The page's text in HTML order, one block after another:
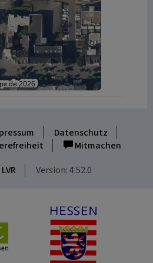
Datenschutz
Mitmachen
LVR Version: 4.52.0